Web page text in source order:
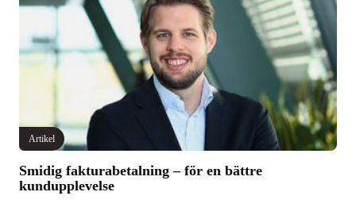
Artikel
Smidig fakturabetalning – för en bättre
kundupplevelse